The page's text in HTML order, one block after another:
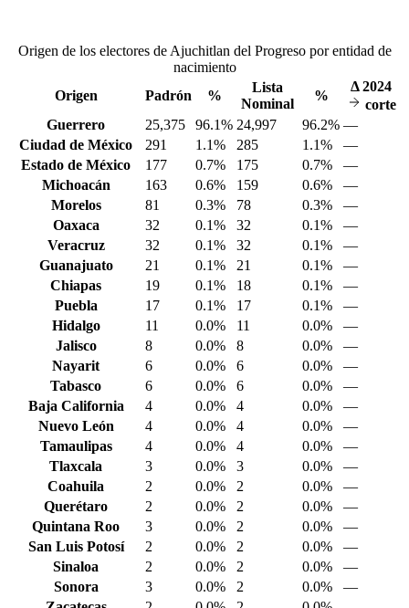
Origen de los electores de Ajuchitlan del Progreso por entidad de
nacimiento
Origen
Padrón %
Lista
Nominal
%
Δ2024
corte
Guerrero
25,375 96.1% 24,997 96.2% —
Ciudad de México
291 1.1% 285 1.1%
—
Estado de México
177 0.7% 175 0.7%
—
Michoacán
163 0.6% 159 0.6%
—
Morelos
81 0.3% 78 0.3%
—
Oaxaca
32 0.1% 32 0.1%
—
Veracruz
32 0.1% 32 0.1%
—
Guanajuato
21 0.1% 21 0.1%
—
Chiapas
19 0.1% 18 0.1%
—
Puebla
17 0.1% 17 0.1%
—
Hidalgo
11 0.0% 11 0.0%
—
Jalisco
8 0.0% 8 0.0%
—
Nayarit
6 0.0% 6 0.0%
—
Tabasco
6 0.0% 6 0.0%
—
Baja California
4 0.0% 4 0.0%
—
Nuevo León
4 0.0% 4 0.0%
—
Tamaulipas
4 0.0% 4 0.0%
—
Tlaxcala
3 0.0% 3 0.0%
—
Coahuila
2 0.0% 2 0.0%
—
Querétaro
2 0.0% 2 0.0%
—
Quintana Roo
3 0.0% 2 0.0%
—
San Luis Potosí
2 0.0% 2 0.0%
—
Sinaloa
2 0.0% 2 0.0%
—
Sonora
3 0.0% 2 0.0%
—